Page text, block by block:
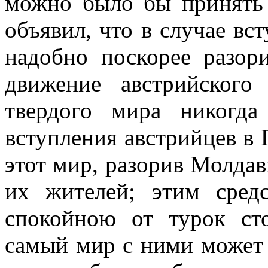
объявил, что в случае
надобно поскорее
движение
твердого мира
вступления австрийцев
этот мир, разорив
их жителей; этим
спокойною от турок
самый мир с ними может